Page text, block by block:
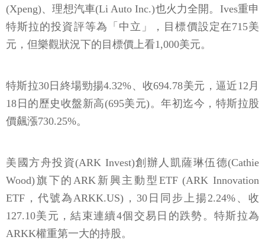
(Xpeng)、理想汽車(Li Auto Inc.)也火力全開。Ives重申
特斯拉的投資評等為「中立」，目標價設定在715美
元，但樂觀狀況下的目標價上看1,000美元。
特斯拉30日終場勁揚4.32%、收694.78美元，逼近12月
18日的歷史收盤新高(695美元)。年初迄今，特斯拉股
價飆漲730.25%。
美國方舟投資(ARK Invest)創辦人凱薩琳伍德(Cathie
Wood)旗下的ARK新興主動型ETF (ARK Innovation
ETF，代號為ARKK.US)，30日同步上揚2.24%、收
127.10美元，結束連續4個交易日的跌勢。特斯拉為
ARKK權重第一大的持股。